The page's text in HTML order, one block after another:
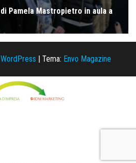
WordPress | Tema: Envo Magazine